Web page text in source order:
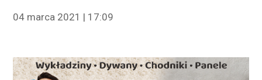
04 marca 2021 | 17:09